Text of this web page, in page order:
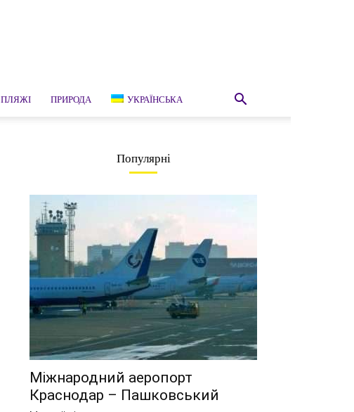
ПЛЯЖІ ПРИРОДА УКРАЇНСЬКА
Популярні
Міжнародний аеропорт
Краснодар – Пашковський